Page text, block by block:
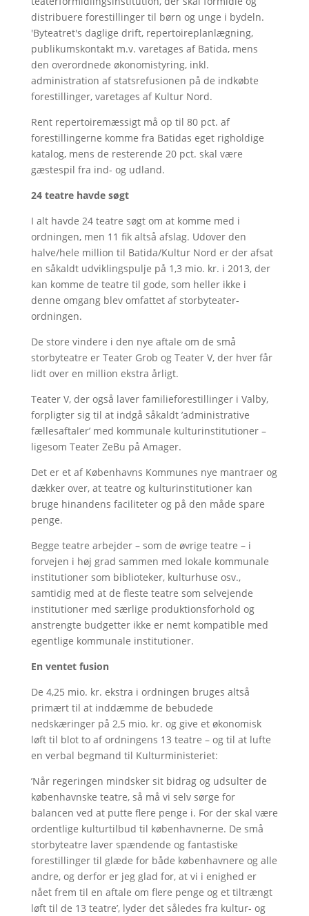
distribuere forestillinger til børn og unge i bydeln.
'Byteatret's daglige drift, repertoireplanlægning,
publikumskontakt m.v. varetages af Batida, mens
den overordnede økonomistyring, inkl.
administration af statsrefusionen på de indkøbte
forestillinger, varetages af Kultur Nord.
Rent repertoiremæssigt må op til 80 pct. af
forestillingerne komme fra Batidas eget righoldige
katalog, mens de resterende 20 pct. skal være
gæstespil fra ind- og udland.
24 teatre havde søgt
I alt havde 24 teatre søgt om at komme med i
ordningen, men 11 fik altså afslag. Udover den
halve/hele million til Batida/Kultur Nord er der afsat
en såkaldt udviklingspulje på 1,3 mio. kr. i 2013, der
kan komme de teatre til gode, som heller ikke i
denne omgang blev omfattet af storbyteater-
ordningen.
De store vindere i den nye aftale om de små
storbyteatre er Teater Grob og Teater V, der hver får
lidt over en million ekstra årligt.
Teater V, der også laver familieforestillinger i Valby,
forpligter sig til at indgå såkaldt ’administrative
fællesaftaler’ med kommunale kulturinstitutioner –
ligesom Teater ZeBu på Amager.
Det er et af Københavns Kommunes nye mantraer og
dækker over, at teatre og kulturinstitutioner kan
bruge hinandens faciliteter og på den måde spare
penge.
Begge teatre arbejder – som de øvrige teatre – i
forvejen i høj grad sammen med lokale kommunale
institutioner som biblioteker, kulturhuse osv.,
samtidig med at de fleste teatre som selvejende
institutioner med særlige produktionsforhold og
anstrengte budgetter ikke er nemt kompatible med
egentlige kommunale institutioner.
En ventet fusion
De 4,25 mio. kr. ekstra i ordningen bruges altså
primært til at inddæmme de bebudede
nedskæringer på 2,5 mio. kr. og give et økonomisk
løft til blot to af ordningens 13 teatre – og til at lufte
en verbal begmand til Kulturministeriet:
’Når regeringen mindsker sit bidrag og udsulter de
københavnske teatre, så må vi selv sørge for
balancen ved at putte flere penge i. For der skal være
ordentlige kulturtilbud til københavnerne. De små
storbyteatre laver spændende og fantastiske
forestillinger til glæde for både københavnere og alle
andre, og derfor er jeg glad for, at vi i enighed er
nået frem til en aftale om flere penge og et tiltrængt
løft til de 13 teatre’, lyder det således fra kultur- og